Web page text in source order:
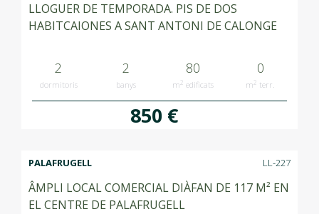
LLOGUER DE TEMPORADA. PIS DE DOS
HABITCAIONES A SANT ANTONI DE CALONGE
2
dormitoris
2
banys
80
m2 edificats
0
m2 terr.
850 €
PALAFRUGELL LL-227
ÂMPLI LOCAL COMERCIAL DIÀFAN DE 117 M² EN
EL CENTRE DE PALAFRUGELL